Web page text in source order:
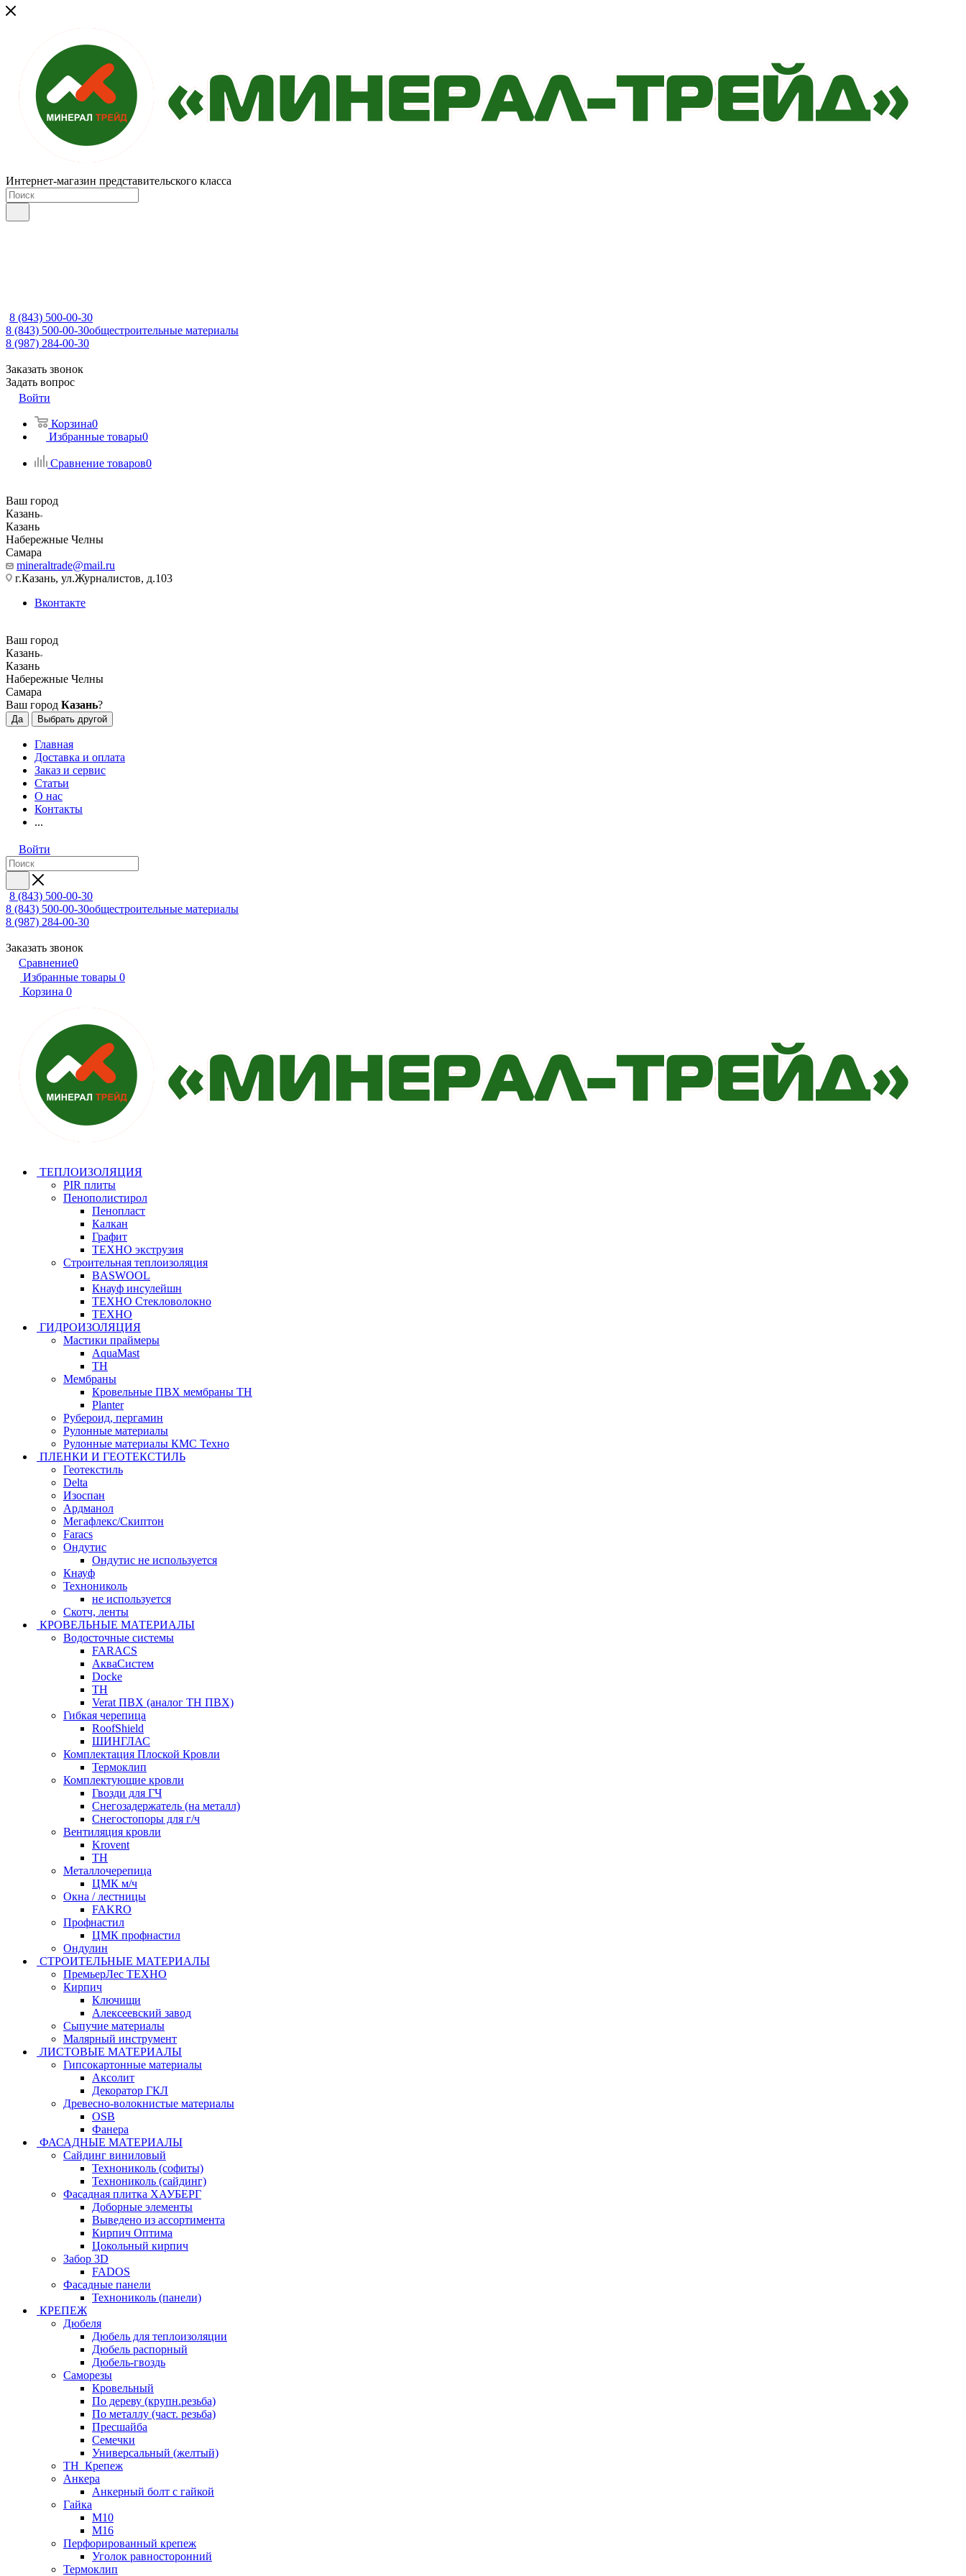
Интернет-магазин представительского класса
8 (843) 500-00-30
8 (843) 500-00-30общестроительные материалы
8 (987) 284-00-30
Заказать звонок
Задать вопрос
Войти
Корзина0
Избранные товары0
Сравнение товаров0
Ваш город
Казань
Казань
Набережные Челны
Самара
mineraltrade@mail.ru
г.Казань, ул.Журналистов, д.103
Вконтакте
Ваш город
Казань
Казань
Набережные Челны
Самара
Ваш город Казань?
Да Выбрать другой
Главная
Доставка и оплата
Заказ и сервис
Статьи
О нас
Контакты
...
Войти
8 (843) 500-00-30
8 (843) 500-00-30общестроительные материалы
8 (987) 284-00-30
Заказать звонок
Сравнение0
Избранные товары 0
Корзина 0
ТЕПЛОИЗОЛЯЦИЯ
PIR плиты
Пенополистирол
Пенопласт
Калкан
Графит
ТЕХНО экструзия
Строительная теплоизоляция
BASWOOL
Кнауф инсулейшн
ТЕХНО Стекловолокно
ТЕХНО
ГИДРОИЗОЛЯЦИЯ
Мастики праймеры
AquaMast
ТН
Мембраны
Кровельные ПВХ мембраны ТН
Planter
Рубероид, пергамин
Рулонные материалы
Рулонные материалы КМС Техно
ПЛЕНКИ И ГЕОТЕКСТИЛЬ
Геотекстиль
Delta
Изоспан
Ардманол
Мегафлекс/Скиптон
Faracs
Ондутис
Ондутис не используется
Кнауф
Технониколь
не используется
Скотч, ленты
КРОВЕЛЬНЫЕ МАТЕРИАЛЫ
Водосточные системы
FARACS
АкваСистем
Docke
ТН
Verat ПВХ (аналог ТН ПВХ)
Гибкая черепица
RoofShield
ШИНГЛАС
Комплектация Плоской Кровли
Термоклип
Комплектующие кровли
Гвозди для ГЧ
Снегозадержатель (на металл)
Снегостопоры для г/ч
Вентиляция кровли
Krovent
ТН
Металлочерепица
ЦМК м/ч
Окна / лестницы
FAKRO
Профнастил
ЦМК профнастил
Ондулин
СТРОИТЕЛЬНЫЕ МАТЕРИАЛЫ
ПремьерЛес ТЕХНО
Кирпич
Ключищи
Алексеевский завод
Сыпучие материалы
Малярный инструмент
ЛИСТОВЫЕ МАТЕРИАЛЫ
Гипсокартонные материалы
Аксолит
Декоратор ГКЛ
Древесно-волокнистые материалы
OSB
Фанера
ФАСАДНЫЕ МАТЕРИАЛЫ
Сайдинг виниловый
Технониколь (софиты)
Технониколь (сайдинг)
Фасадная плитка ХАУБЕРГ
Доборные элементы
Выведено из ассортимента
Кирпич Оптима
Цокольный кирпич
Забор 3D
FADOS
Фасадные панели
Технониколь (панели)
КРЕПЕЖ
Дюбеля
Дюбель для теплоизоляции
Дюбель распорный
Дюбель-гвоздь
Саморезы
Кровельный
По дереву (крупн.резьба)
По металлу (част. резьба)
Пресшайба
Семечки
Универсальный (желтый)
ТН_Крепеж
Анкера
Анкерный болт с гайкой
Гайка
М10
М16
Перфорированный крепеж
Уголок равносторонний
Термоклип